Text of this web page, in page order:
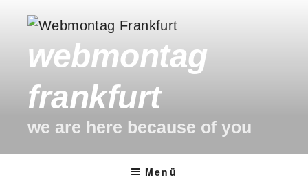
Inhalt
springen
webmontag
frankfurt
we are here because of you
Menü